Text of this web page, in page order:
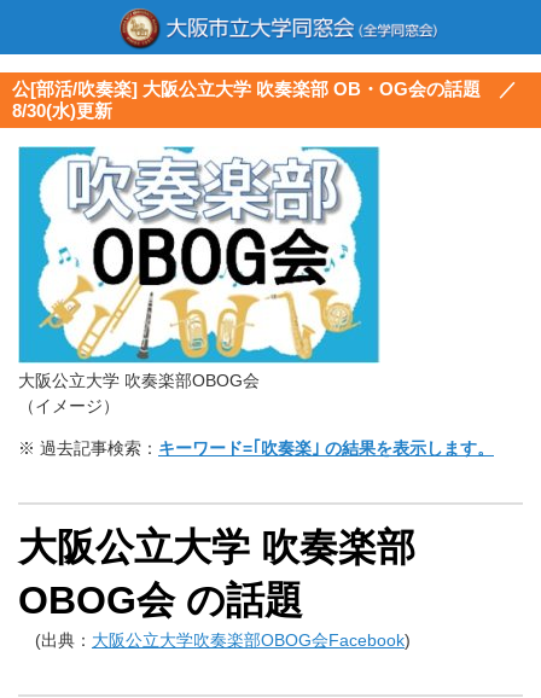
公[部活/吹奏楽] 大阪公立大学 吹奏楽部 OB・OG会の話題 ／
8/30(水)更新
大阪公立大学 吹奏楽部OBOG会
（イメージ）
※ 過去記事検索： キーワード=｢吹奏楽｣ の結果を表示します。
大阪公立大学 吹奏楽部
OBOG会 の話題
(出典： 大阪公立大学吹奏楽部OBOG会Facebook)